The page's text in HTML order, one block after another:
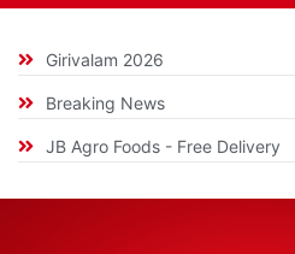
Girivalam 2026
Breaking News
JB Agro Foods - Free Delivery